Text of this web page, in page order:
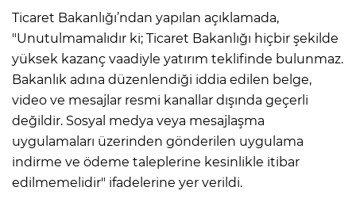
Ticaret Bakanlığı’ndan yapılan açıklamada,
"Unutulmamalıdır ki; Ticaret Bakanlığı hiçbir şekilde
yüksek kazanç vaadiyle yatırım teklifinde bulunmaz.
Bakanlık adına düzenlendiği iddia edilen belge,
video ve mesajlar resmi kanallar dışında geçerli
değildir. Sosyal medya veya mesajlaşma
uygulamaları üzerinden gönderilen uygulama
indirme ve ödeme taleplerine kesinlikle itibar
edilmemelidir" ifadelerine yer verildi.